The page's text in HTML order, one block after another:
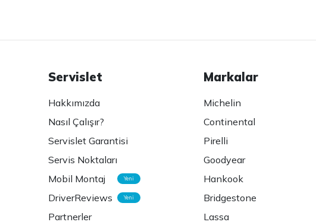
Servislet
Hakkımızda
Nasıl Çalışır?
Servislet Garantisi
Servis Noktaları
Mobil Montaj
Yeni
DriverReviews Yeni
Partnerler
Markalar
Michelin
Continental
Pirelli
Goodyear
Hankook
Bridgestone
Lassa